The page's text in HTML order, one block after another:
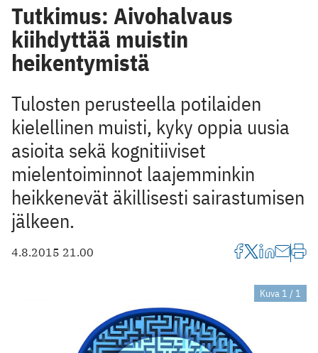
Tutkimus: Aivohalvaus
kiihdyttää muistin
heikentymistä
Tulosten perusteella potilaiden
kielellinen muisti, kyky oppia uusia
asioita sekä kognitiiviset
mielentoiminnot laajemminkin
heikkenevät äkillisesti sairastumisen
jälkeen.
4.8.2015 21.00
Kuva 1 / 1